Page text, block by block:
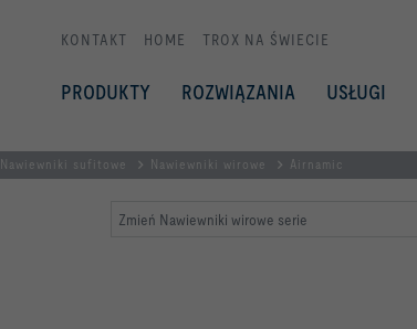
KONTAKT HOME TROX NA ŚWIECIE
PRODUKTY ROZWIĄZANIA USŁUGI
Nawiewniki sufitowe Nawiewniki wirowe Airnamic
Zmień Nawiewniki wirowe serie